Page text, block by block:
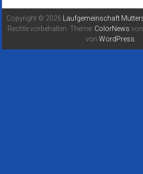
Copyright © 2026 Laufgemeinschaft
Rechte vorbehalten. Theme: ColorNews
von WordPress